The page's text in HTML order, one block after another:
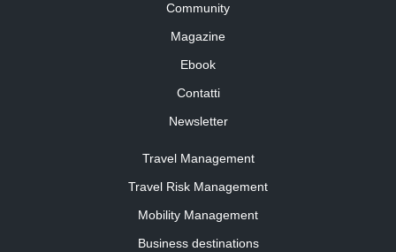
Community
Magazine
Ebook
Contatti
Newsletter
Travel Management
Travel Risk Management
Mobility Management
Business destinations